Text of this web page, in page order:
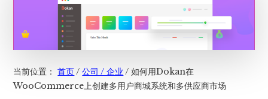
当前位置：首页/ 公司 / 企业 / 如何用Dokan在
WooCommerce上创建多用户商城系统和多供应商市场